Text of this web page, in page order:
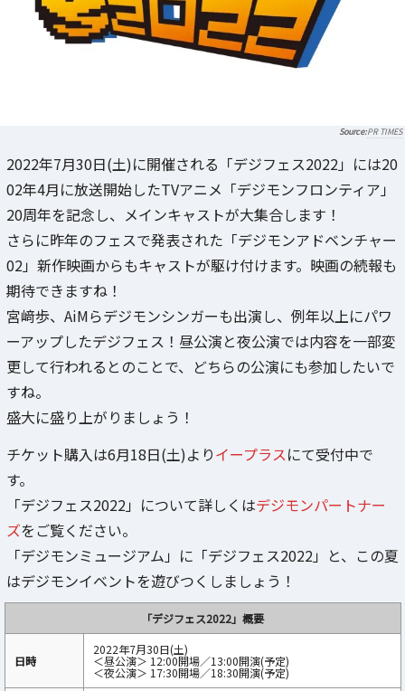
PR TIMES
2022年7月30日(土)に開催される「デジフェス2022」には20
02年4月に放送開始したTVアニメ「デジモンフロンティア」
20周年を記念し、メインキャストが大集合します！
さらに昨年のフェスで発表された「デジモンアドベンチャー
02」新作映画からもキャストが駆け付けます。映画の続報も
期待できますね！
宮﨑歩、AiMらデジモンシンガーも出演し、例年以上にパワ
ーアップしたデジフェス！昼公演と夜公演では内容を一部変
更して行われるとのことで、どちらの公演にも参加したいで
すね。
盛大に盛り上がりましょう！
チケット購入は6月18日(土)よりイープラスにて受付中で
す。
「デジフェス2022」について詳しくはデジモンパートナー
ズをご覧ください。
「デジモンミュージアム」に「デジフェス2022」と、この夏
はデジモンイベントを遊びつくしましょう！
「デジフェス2022」概要
日時
2022年7月30日(土)
＜昼公演＞ 12:00開場／13:00開演(予定)
＜夜公演＞ 17:30開場／18:30開演(予定)